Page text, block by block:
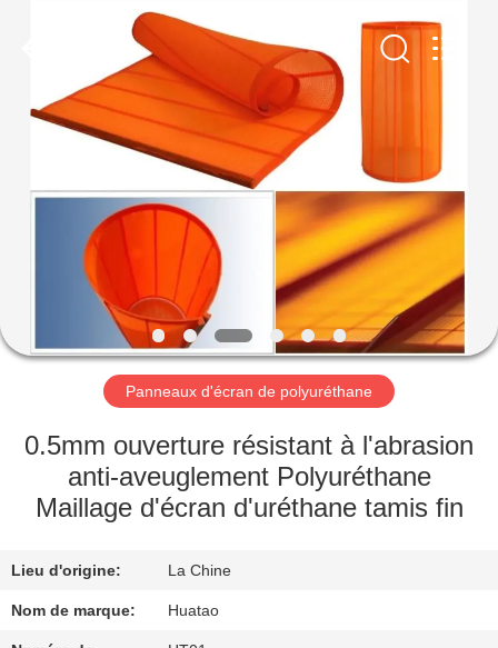
MAISON
PRODUITS
SUJET
DE
NOUS
VISITE
D'USINE
DE
QUALITÉ
Panneaux d'écran de polyuréthane
0.5mm ouverture résistant à l'abrasion
anti-aveuglement Polyuréthane
Maillage d'écran d'uréthane tamis fin
Lieu d'origine: La Chine
Nom de marque: Huatao